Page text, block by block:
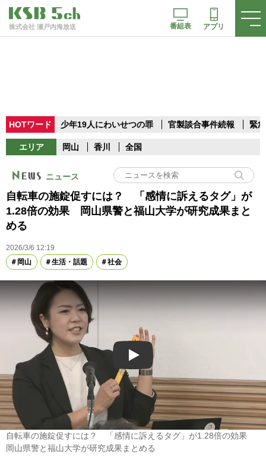
株式会社 瀬戸内海放送 番組表 アプリ
HOTワード 少年19人にわいせつの罪 官製談合事件続報 緊
エリア 岡山 香川 全国
ニュース
自転車の施錠促すには？ 「感情に訴えるタグ」が
1.28倍の効果 岡山県警と福山大学が研究成果まと
める
2026/3/6 12:19
岡山
生活・話題 社会
Play
自転車の施錠促すには？ 「感情に訴えるタグ」が1.28倍の効果
岡山県警と福山大学が研究成果まとめる